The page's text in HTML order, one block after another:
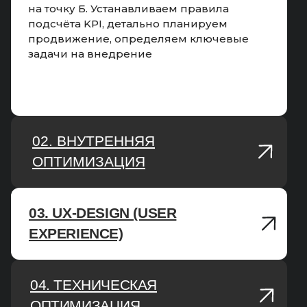
на точку Б. Устанавливаем правила
подсчёта KPI, детально планируем
продвижение, определяем ключевые
задачи на внедрение
02. ВНУТРЕННЯЯ
ОПТИМИЗАЦИЯ
02. ВНУТРЕННЯЯ
ОПТИМИЗАЦИЯ
03. UX-DESIGN (USER
EXPERIENCE)
03. UX-DESING
04. ТЕХНИЧЕСКАЯ